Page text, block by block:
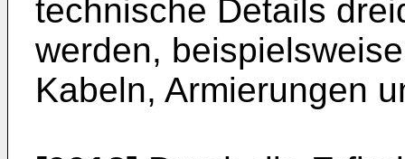
technische Details
werden,
Kabeln, Armierungen